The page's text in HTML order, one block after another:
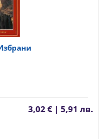
3,02 € | 5,91 лв.